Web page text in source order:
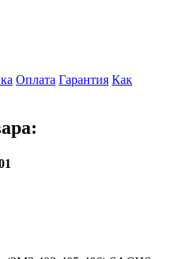
Оплата Гарантия Как